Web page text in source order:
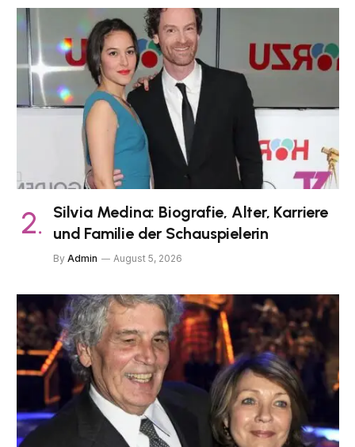
Silvia Medina: Biografie, Alter, Karriere
und Familie der Schauspielerin
By Admin August 5, 2026